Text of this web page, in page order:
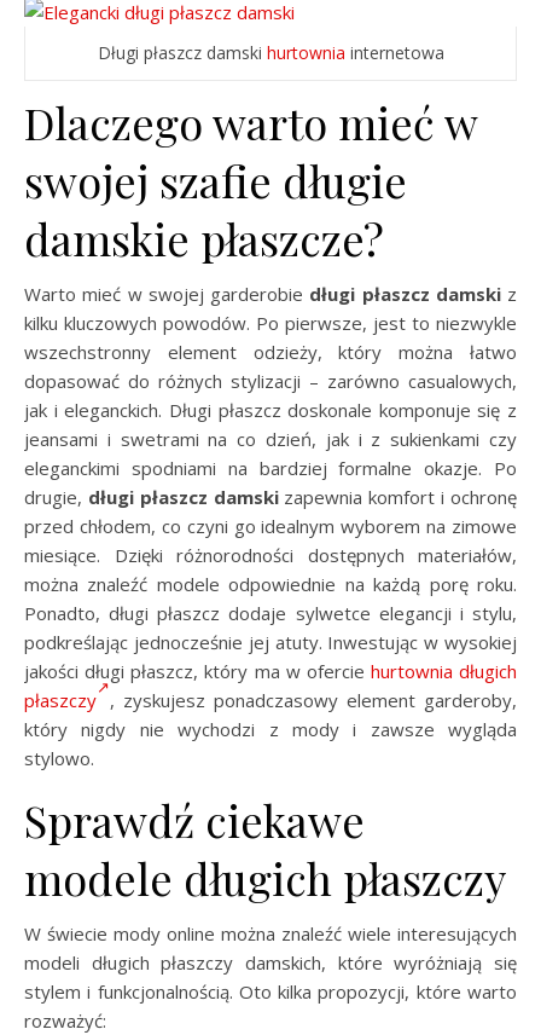
Długi płaszcz damski hurtownia internetowa
Dlaczego warto mieć w
swojej szafie długie
damskie płaszcze?
Warto mieć w swojej garderobie długi płaszcz damskiz
kilku kluczowych powodów. Po pierwsze, jest to niezwykle
wszechstronny element odzieży, który można łatwo
dopasować do różnych stylizacji – zarówno casualowych,
jak i eleganckich. Długi płaszcz doskonale komponuje się z
jeansami i swetrami na co dzień, jak i z sukienkami czy
eleganckimi spodniami na bardziej formalne okazje. Po
drugie, długi płaszcz damskizapewnia komfort i ochronę
przed chłodem, co czyni go idealnym wyborem na zimowe
miesiące. Dzięki różnorodności dostępnych materiałów,
można znaleźć modele odpowiednie na każdą porę roku.
Ponadto, długi płaszcz dodaje sylwetce elegancji i stylu,
podkreślając jednocześnie jej atuty. Inwestując w wysokiej
jakości długi płaszcz, który ma w ofercie hurtownia długich
płaszczy , zyskujesz ponadczasowy element garderoby,
który nigdy nie wychodzi z mody i zawsze wygląda
stylowo.
Sprawdź ciekawe
modele długich płaszczy
W świecie mody online można znaleźć wiele interesujących
modeli długich płaszczy damskich, które wyróżniają się
stylem i funkcjonalnością. Oto kilka propozycji, które warto
rozważyć: